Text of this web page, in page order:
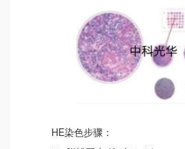
HE染色步骤：